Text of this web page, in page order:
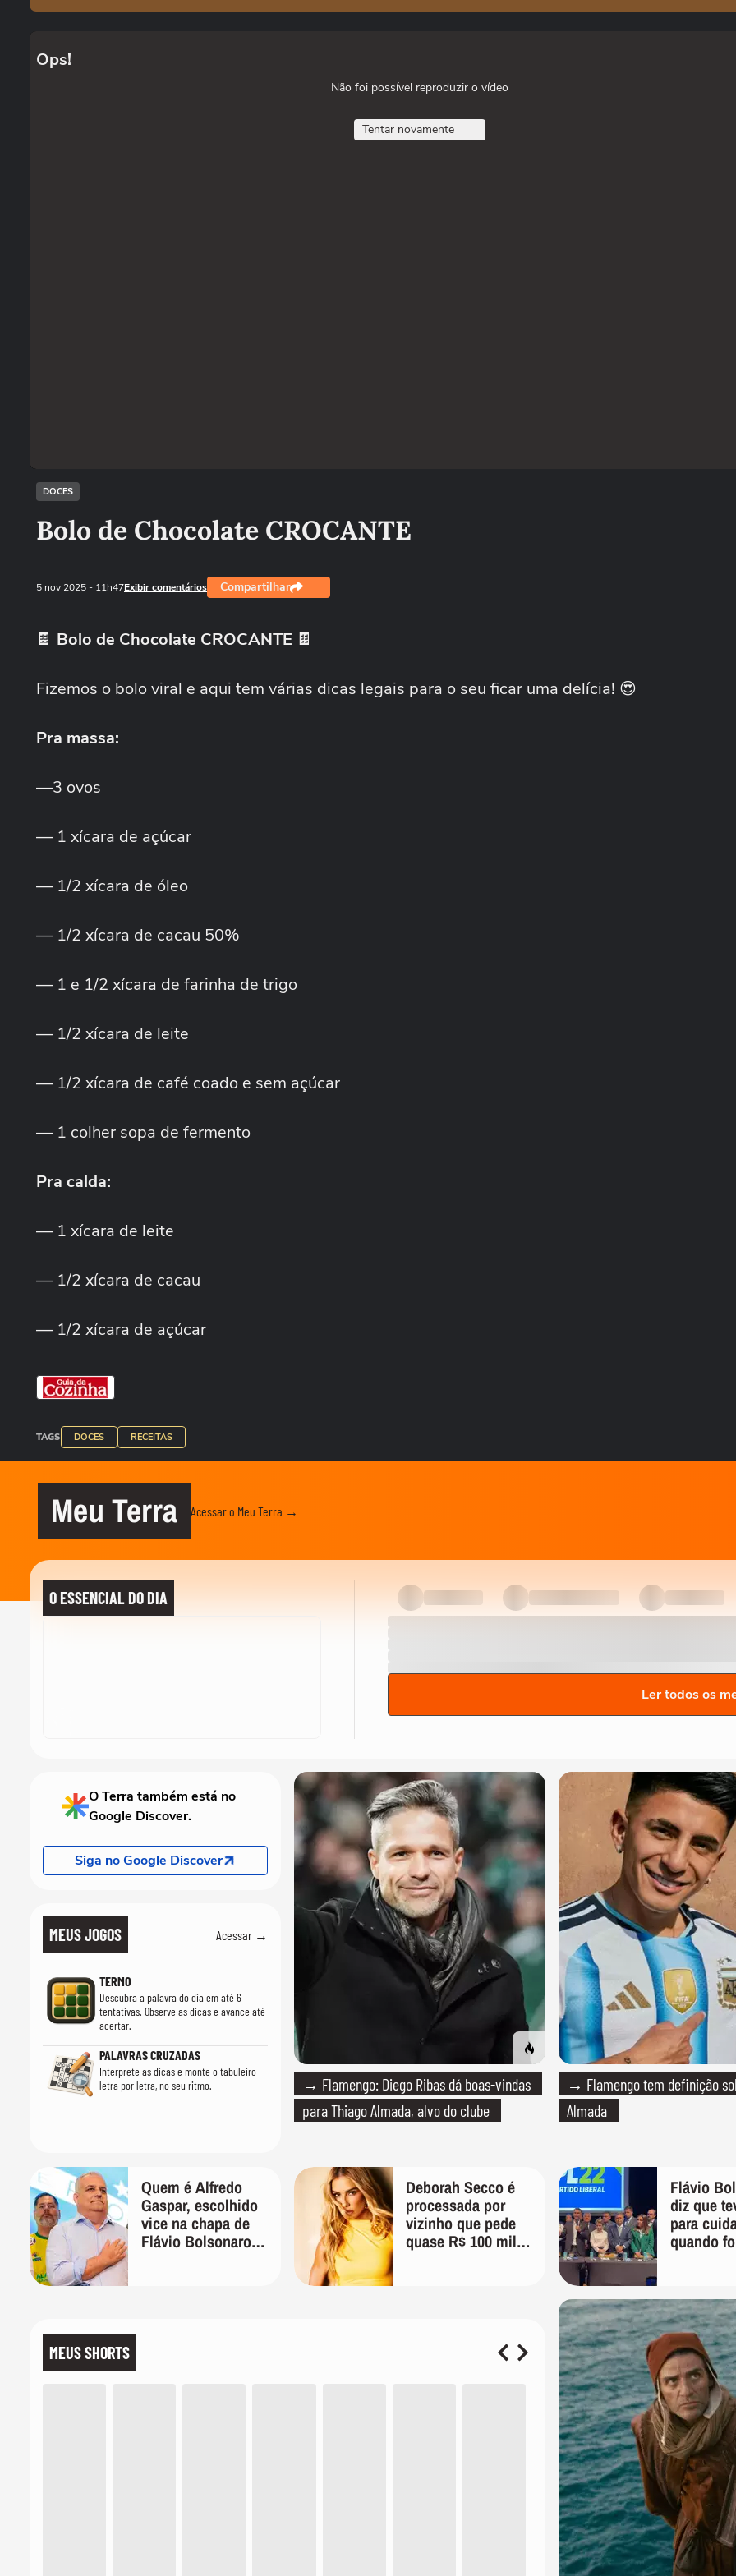
Ops!
Não foi possível reproduzir o vídeo
Tentar novamente
DOCES
Bolo de Chocolate CROCANTE
5 nov 2025- 11h47Exibir comentários Compartilhar
🍫 Bolo de Chocolate CROCANTE 🍫
Fizemos o bolo viral e aqui tem várias dicas legais para o seu ficar uma delícia! 😍
Pra massa:
—3 ovos
— 1 xícara de açúcar
— 1/2 xícara de óleo
— 1/2 xícara de cacau 50%
— 1 e 1/2 xícara de farinha de trigo
— 1/2 xícara de leite
— 1/2 xícara de café coado e sem açúcar
— 1 colher sopa de fermento
Pra calda:
— 1 xícara de leite
— 1/2 xícara de cacau
— 1/2 xícara de açúcar
TAGS DOCES RECEITAS
Meu Terra Acessar o Meu Terra →
O ESSENCIAL DO DIA
Ler todos os
MEUS JOGOS Acessar →
TERMO
Descubra a palavra do dia em até 6
tentativas. Observe as dicas e avance até
acertar.
PALAVRAS CRUZADAS
Interprete as dicas e monte o tabuleiro
letra por letra, no seu ritmo.
→ Flamengo: Diego Ribas dá boas-vindas
para Thiago Almada, alvo do clube
→ Flamengo tem definição
Almada
Quem é Alfredo
Gaspar, escolhido
vice na chapa de
Flávio Bolsonaro
Deborah Secco é
processada por
vizinho que pede
quase R$ 100 mil
Flávio
diz que
para
quando
mim'
MEUS SHORTS
O Terra também está no
Google Discover.
Siga no Google Discover